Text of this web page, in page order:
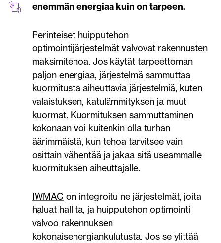
enemmän energiaa kuin on tarpeen.
Perinteiset huipputehon
optimointijärjestelmät valvovat rakennusten
maksimitehoa. Jos käytät tarpeettoman
paljon energiaa, järjestelmä sammuttaa
kuormitusta aiheuttavia järjestelmiä, kuten
valaistuksen, katulämmityksen ja muut
kuormat. Kuormituksen sammuttaminen
kokonaan voi kuitenkin olla turhan
äärimmäistä, kun tehoa tarvitsee vain
osittain vähentää ja jakaa sitä useammalle
kuormituksen aiheuttajalle.
IWMAC on integroitu ne järjestelmät, joita
haluat hallita, ja huipputehon optimointi
valvoo rakennuksen
kokonaisenergiankulutusta. Jos se ylittää